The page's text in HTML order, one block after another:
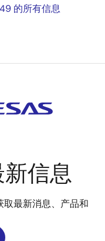
的所有信息
信息
取最新消息、产品和